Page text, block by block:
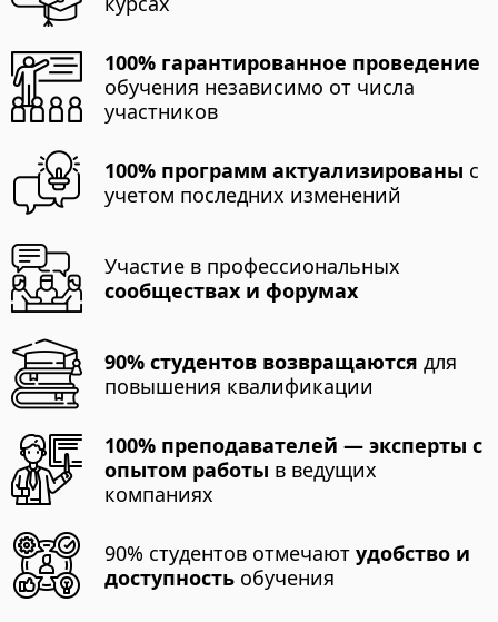
100% гарантированное проведение
обучения независимо от числа
участников
100% программ актуализированы с
учетом последних изменений
Участие в профессиональных
сообществах и форумах
90% студентов возвращаются для
повышения квалификации
100% преподавателей — эксперты с
опытом работы в ведущих
компаниях
90% студентов отмечаютудобство и
доступность обучения